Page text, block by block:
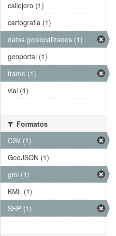
callejero (1)
cartografia (1)
datos geolocalizados (1)
geoportal (1)
tramo (1)
vial (1)
Formatos
CSV (1)
GeoJSON (1)
gml (1)
KML (1)
SHP (1)